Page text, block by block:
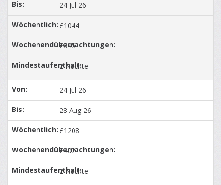
24 Jul 26
£1044
£345
2 Nächte
24 Jul 26
28 Aug 26
£1208
£402
2 Nächte